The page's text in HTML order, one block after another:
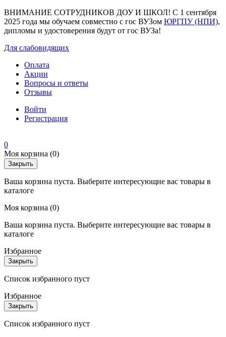
ВНИМАНИЕ СОТРУДНИКОВ ДОУ И ШКОЛ! С 1 сентября
2025 года мы обучаем совместно с гос ВУЗом ЮРГПУ (НПИ),
дипломы и удостоверения будут от гос ВУЗа!
Для слабовидящих
Оплата
Акции
Вопросы и ответы
Отзывы
Войти
Регистрация
0
Моя корзина (0)
Закрыть
Ваша корзина пуста. Выберите интересующие вас товары в
каталоге
Моя корзина (0)
Ваша корзина пуста. Выберите интересующие вас товары в
каталоге
Избранное
Закрыть
Список избранного пуст
Избранное
Закрыть
Список избранного пуст